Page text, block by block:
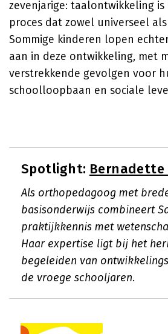
zevenjarige: taalontwikkeling is
proces dat zowel universeel
Sommige kinderen lopen
aan in deze ontwikkeling, met
verstrekkende gevolgen voor
schoolloopbaan en sociale
Spotlight: Bernadette
Als orthopedagoog met
basisonderwijs combineert
praktijkkennis met
Haar expertise ligt bij het
begeleiden van
de vroege schooljaren.